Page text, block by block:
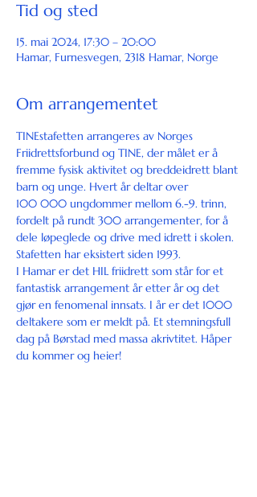
Tid og sted
15. mai 2024, 17:30 – 20:00
Hamar, Furnesvegen, 2318 Hamar, Norge
Om arrangementet
TINEstafetten arrangeres av Norges
Friidrettsforbund og TINE, der målet er å
fremme fysisk aktivitet og breddeidrett blant
barn og unge. Hvert år deltar over
100 000 ungdommer mellom 6.-9. trinn,
fordelt på rundt 300 arrangementer, for å
dele løpeglede og drive med idrett i skolen.
Stafetten har eksistert siden 1993.
I Hamar er det HIL friidrett som står for et
fantastisk arrangement år etter år og det
gjør en fenomenal innsats. I år er det 1000
deltakere som er meldt på. Et stemningsfull
dag på Børstad med massa akrivtitet. Håper
du kommer og heier!